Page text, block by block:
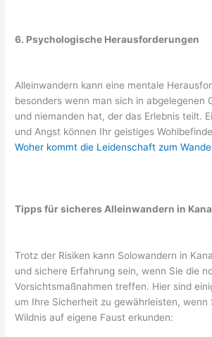
6. Psychologische Herausforderungen
Alleinwandern kann eine mentale
besonders wenn man sich in abgelegenen
und niemanden hat, der das Erlebnis teilt.
und Angst können Ihr geistiges
Woher kommt die Leidenschaft zum
Tipps für sicheres Alleinwandern in
Trotz der Risiken kann Solowandern in
und sichere Erfahrung sein, wenn Sie die
Vorsichtsmaßnahmen treffen. Hier sind
um Ihre Sicherheit zu gewährleisten, wenn
Wildnis auf eigene Faust erkunden: